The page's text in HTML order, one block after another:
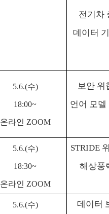
전기차
데이터
5.6.(수)
18:00~
온라인 ZOOM
보안 위
언어 모델
5.6.(수)
18:30~
온라인 ZOOM
STRIDE
해상풍
5.6.(수) 데이터